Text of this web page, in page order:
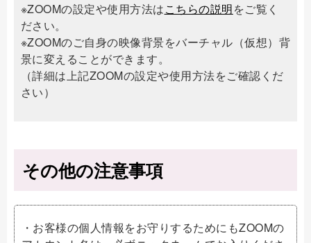
※ZOOMの設定や使用方法はこちらの説明をご覧く
ださい。
※ZOOMのご自身の映像背景をバーチャル（仮想）背
景に変えることができます。
（詳細は上記ZOOMの設定や使用方法をご確認くだ
さい）
その他の注意事項
・お客様の個人情報をお守りするためにもZOOMの